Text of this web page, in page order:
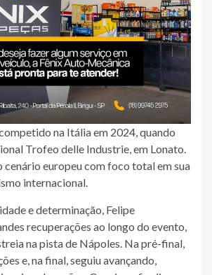
na Itália em 2024, quando
Trofeo delle Industrie, em Lonato.
cenário europeu com foco total em sua
internacional.
e determinação, Felipe
recuperações ao longo do evento,
na pista de Nápoles. Na pré-final,
e, na final, seguiu avançando,